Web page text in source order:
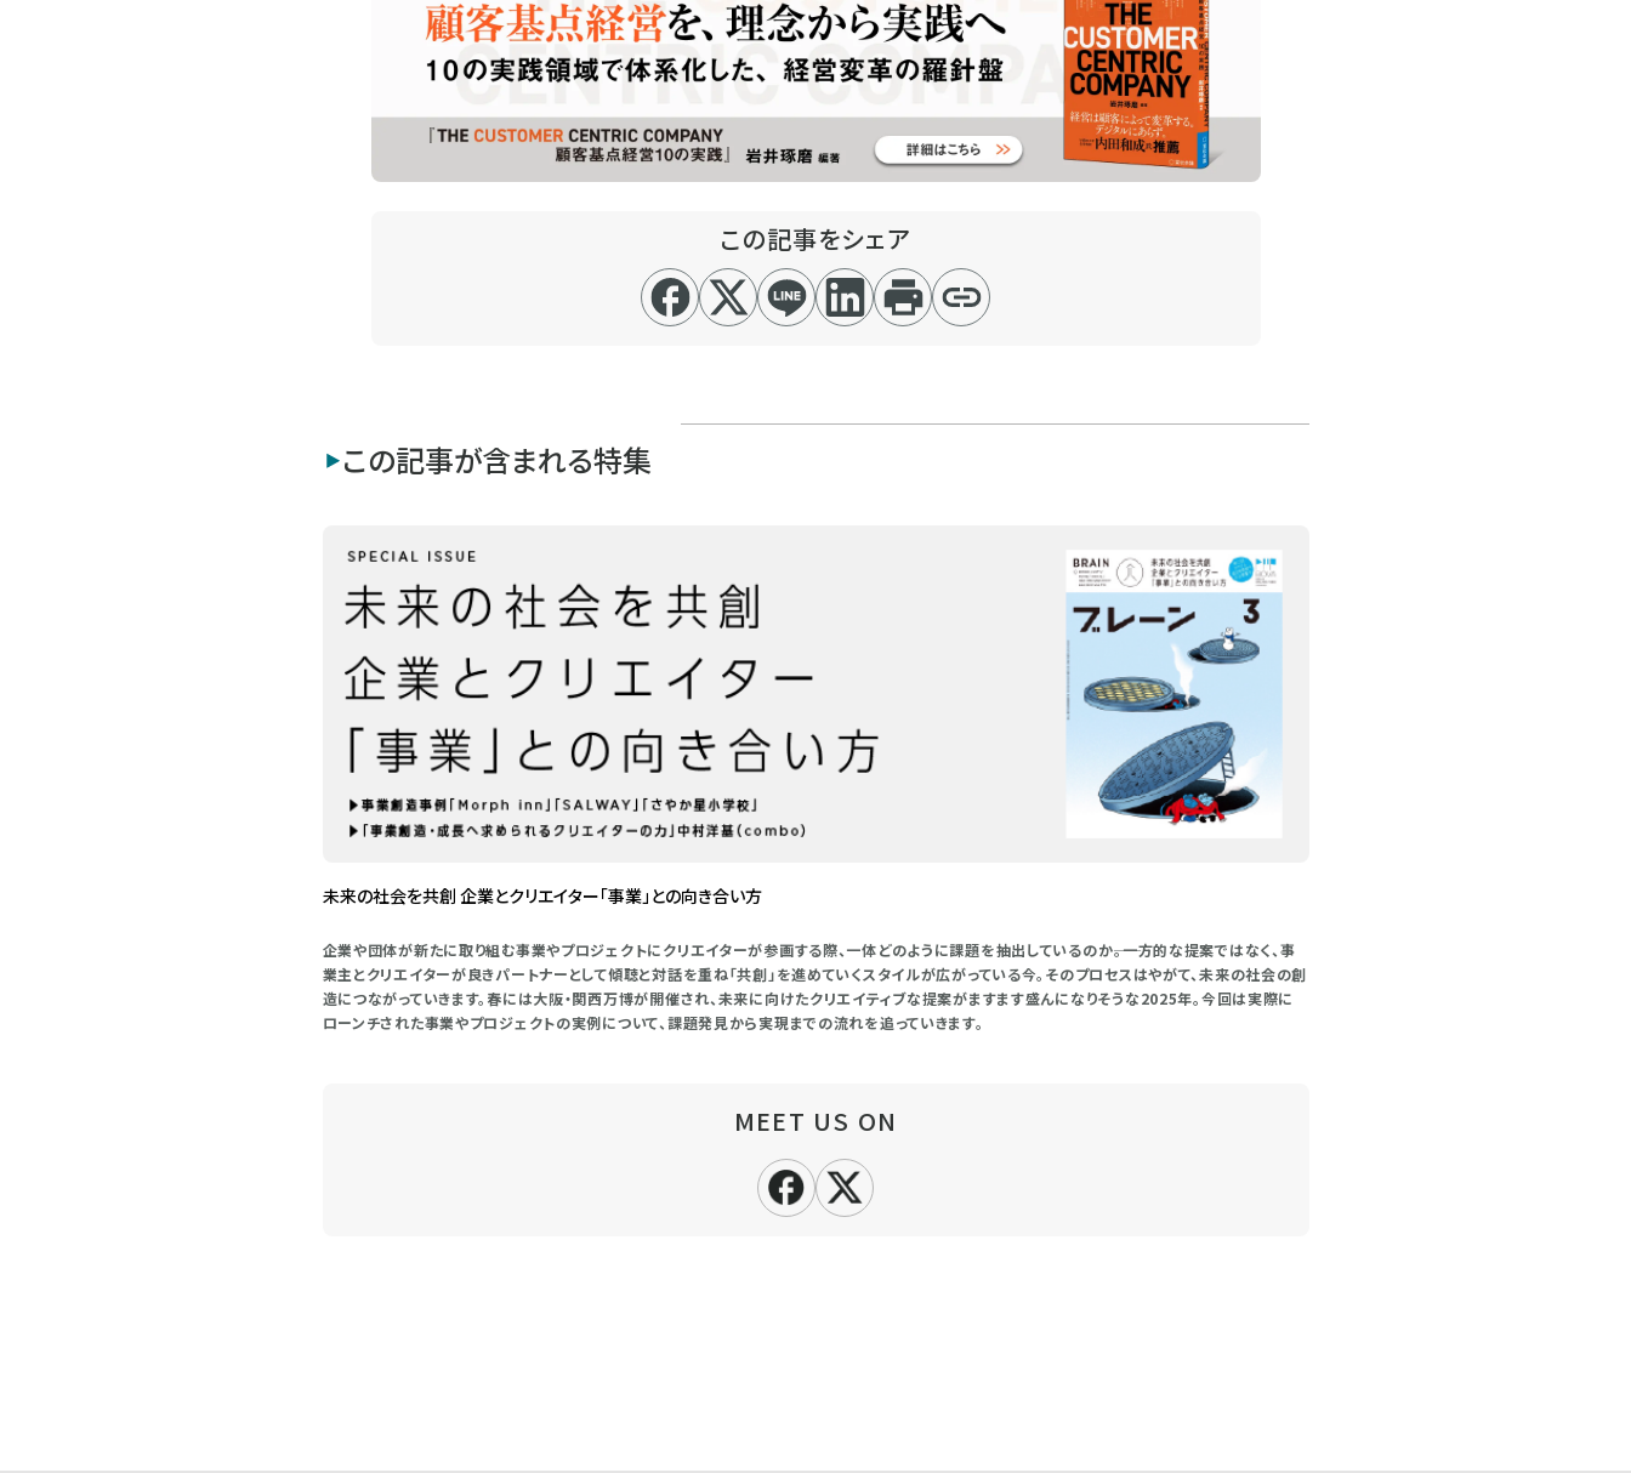
この記事をシェア
この記事が含まれる特集
未来の社会を共創 企業とクリエイター「事業」との向き合い方
企業や団体が新たに取り組む事業やプロジェクトにクリエイターが参画する際、一体どのように課題を抽出しているのか――。一方的な提案ではなく、事
業主とクリエイターが良きパートナーとして傾聴と対話を重ね「共創」を進めていくスタイルが広がっている今。そのプロセスはやがて、未来の社会の創
造につながっていきます。春には大阪・関西万博が開催され、未来に向けたクリエイティブな提案がますます盛んになりそうな2025年。今回は実際に
ローンチされた事業やプロジェクトの実例について、課題発見から実現までの流れを追っていきます。
MEET US ON